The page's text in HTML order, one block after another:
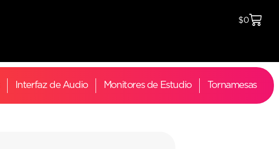
$0
Interfaz de Audio Monitores de Estudio Tornamesas